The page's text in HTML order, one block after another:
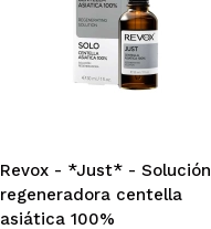
Revox - *Just* - Solución
regeneradora centella
asiática 100%